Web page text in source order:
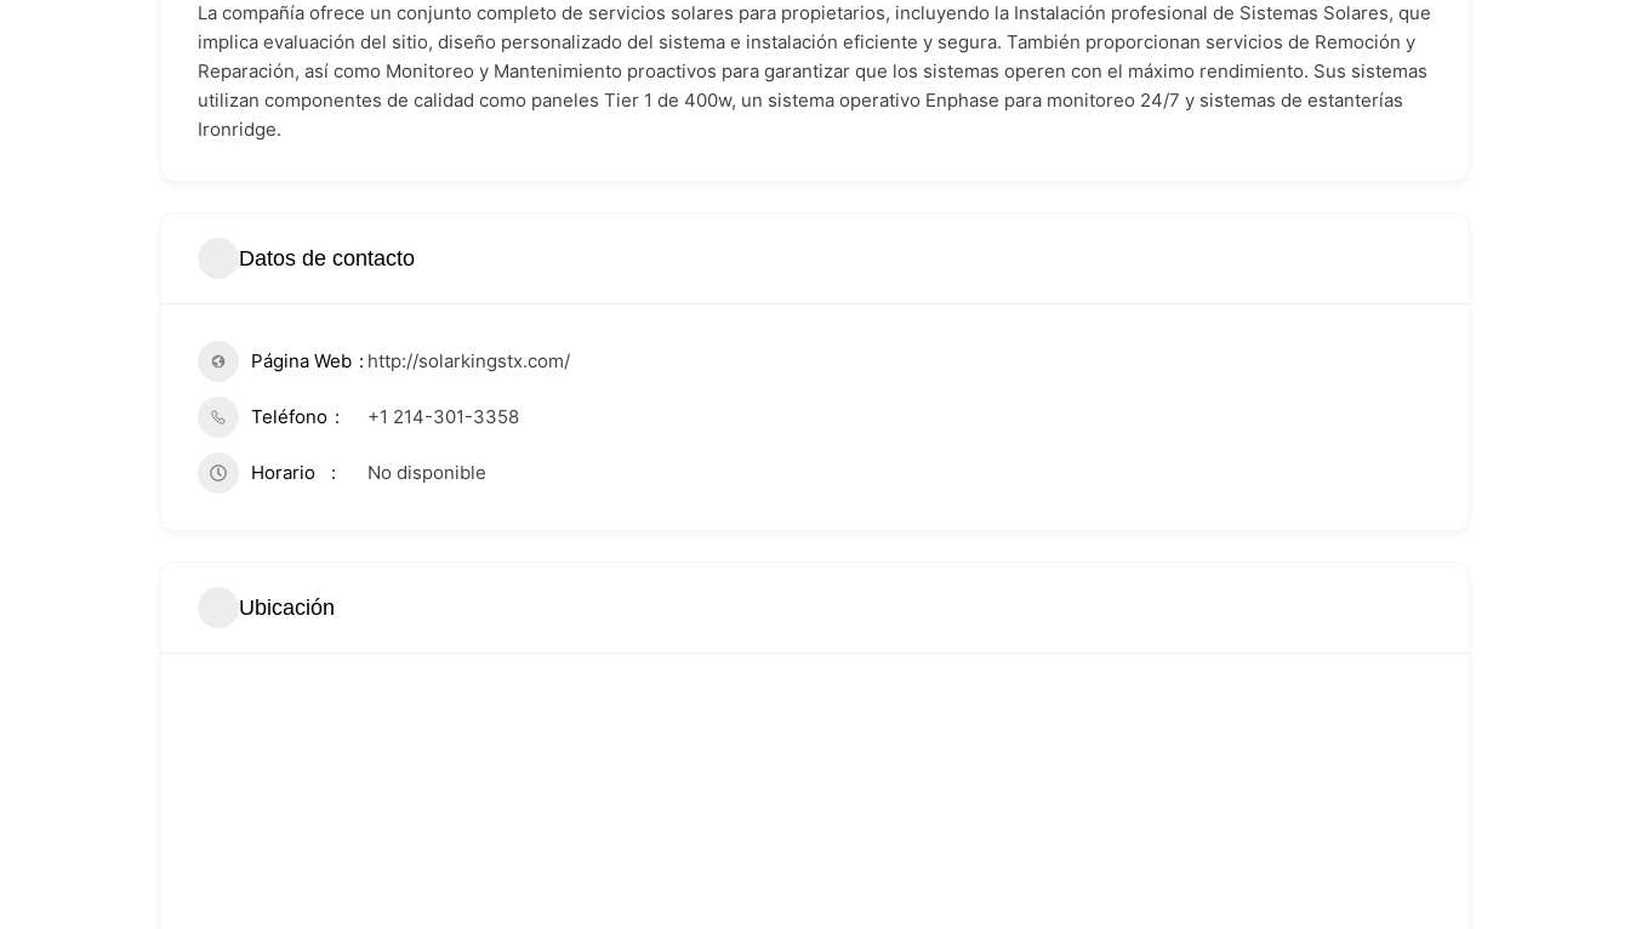
La compañía ofrece un conjunto completo de servicios solares para propietarios, incluyendo la Instalación profesional de Sistemas Solares, que
implica evaluación del sitio, diseño personalizado del sistema e instalación eficiente y segura. También proporcionan servicios de Remoción y
Reparación, así como Monitoreo y Mantenimiento proactivos para garantizar que los sistemas operen con el máximo rendimiento. Sus sistemas
utilizan componentes de calidad como paneles Tier 1 de 400w, un sistema operativo Enphase para monitoreo 24/7 y sistemas de estanterías
Ironridge.
Datos de contacto
Página Web http://solarkingstx.com/
Teléfono +1 214-301-3358
Horario No disponible
Ubicación